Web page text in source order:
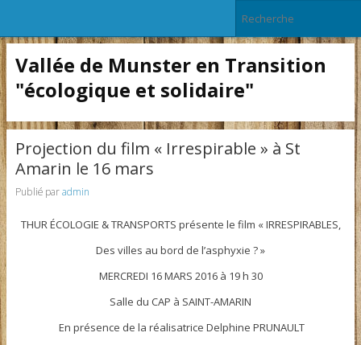
Vallée de Munster en Transition
"écologique et solidaire"
Projection du film « Irrespirable » à St
Amarin le 16 mars
Publié paradmin
THUR ÉCOLOGIE & TRANSPORTS présente le film « IRRESPIRABLES,
Des villes au bord de l’asphyxie ? »
MERCREDI 16 MARS 2016 à 19 h 30
Salle du CAP à SAINT-AMARIN
En présence de la réalisatrice Delphine PRUNAULT